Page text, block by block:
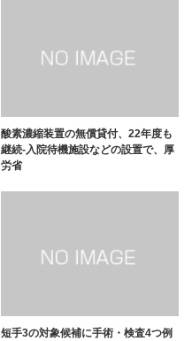
酸素濃縮装置の無償貸付、22年度も
継続-入院待機施設などの設置で、厚
労省
短手3の対象候補に手術・検査4つ例